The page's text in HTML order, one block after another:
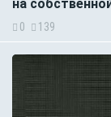
на
0 139